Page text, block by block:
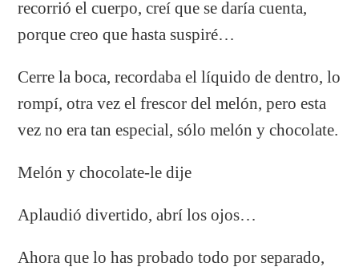
recorrió el cuerpo, creí que se daría cuenta,
porque creo que hasta suspiré…
Cerre la boca, recordaba el líquido de dentro, lo
rompí, otra vez el frescor del melón, pero esta
vez no era tan especial, sólo melón y chocolate.
Melón y chocolate-le dije
Aplaudió divertido, abrí los ojos…
Ahora que lo has probado todo por separado,